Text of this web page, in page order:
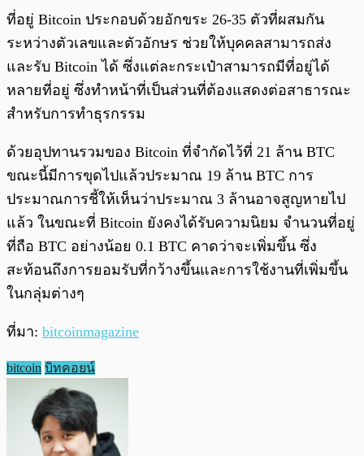
ที่อยู่ Bitcoin ประกอบด้วยอักขระ 26-35 ตัวที่ผสมกัน
ระหว่างตัวเลขและตัวอักษร ช่วยให้บุคคลสามารถส่ง
และรับ Bitcoin ได้ ซึ่งแต่ละกระเป๋าสามารถมีที่อยู่ได้
หลายที่อยู่ ซึ่งทำหน้าที่เป็นส่วนที่ต้องแสดงต่อสาธารณะ
สำหรับการทำธุรกรรม
ด้วยอุปทานรวมของ Bitcoin ที่จำกัดไว้ที่ 21 ล้าน BTC
ขณะนี้มีการขุดไปแล้วประมาณ 19 ล้าน BTC การ
ประมาณการชี้ให้เห็นว่าประมาณ 3 ล้านอาจสูญหายไป
แล้ว ในขณะที่ Bitcoin ยังคงได้รับความนิยม จำนวนที่อยู่
ที่ถือ BTC อย่างน้อย 0.1 BTC คาดว่าจะเพิ่มขึ้น ซึ่ง
สะท้อนถึงการยอมรับที่กว้างขึ้นและการใช้งานที่เพิ่มขึ้น
ในกลุ่มต่างๆ
ที่มา: bitcoinmagazine
bitcoin บิทคอยน์